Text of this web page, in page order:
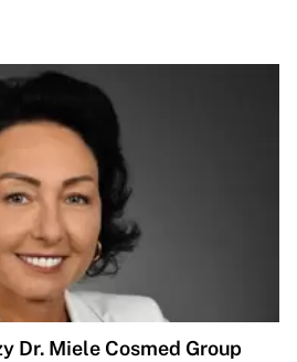
Dr. Miele Cosmed Group